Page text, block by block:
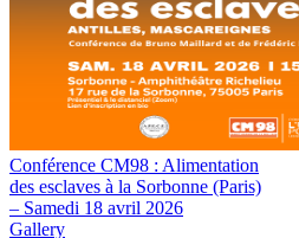
Conférence CM98 : Alimentation
des esclaves à la Sorbonne (Paris)
– Samedi 18 avril 2026
Gallery